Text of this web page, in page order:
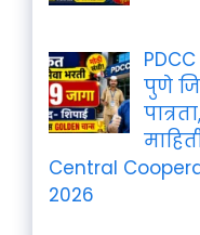
पुणे
Central
2026